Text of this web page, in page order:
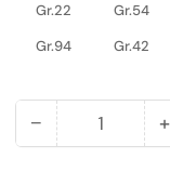
Gr.22
Gr.54
Gr.94
Gr.42
− Menge
Anzahl +